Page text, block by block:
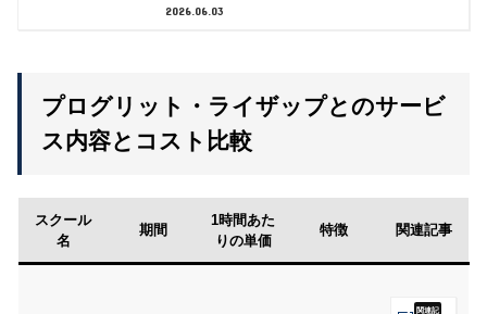
2026.06.03
プログリット・ライザップとのサービ
ス内容とコスト比較
スクール
名
期間
1時間あた
りの単価
特徴 関連記事